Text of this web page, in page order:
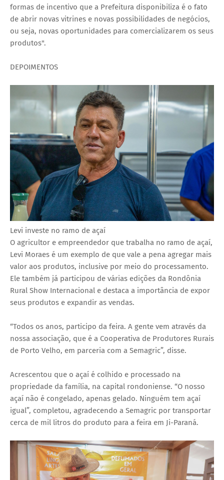
formas de incentivo que a Prefeitura disponibiliza é o fato
de abrir novas vitrines e novas possibilidades de negócios,
ou seja, novas oportunidades para comercializarem os seus
produtos".
DEPOIMENTOS
Levi investe no ramo de açaí
O agricultor e empreendedor que trabalha no ramo de açaí,
Levi Moraes é um exemplo de que vale a pena agregar mais
valor aos produtos, inclusive por meio do processamento.
Ele também já participou de várias edições da Rondônia
Rural Show Internacional e destaca a importância ​d​e expor
seus produtos e expandir as vendas.
“Todos os anos, participo da feira. A gente vem através da
nossa associação, que é a Cooperativa de Produtores Rurais
de Porto Velho, em parceria com a Semagric”, disse.
Acrescentou que o açaí é colhido e processado na
propriedade da família, na capital rondoniense. “O nosso
açaí não é congelado, apenas gelado. Ninguém tem açaí
igual”, completou, agradecendo a Semagric por transportar
cerca de mil litros do produto para a feira em Ji-Paraná.